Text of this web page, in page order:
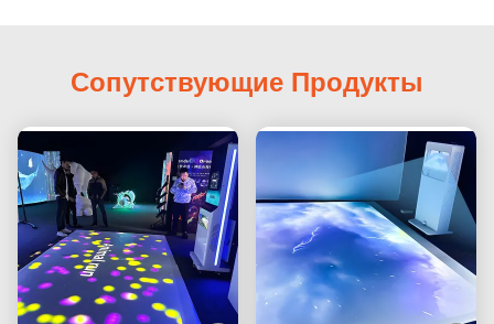
Сопутствующие Продукты